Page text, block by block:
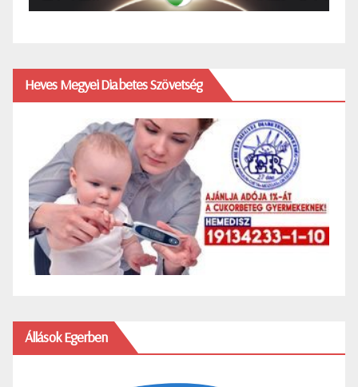
Heves Megyei Diabetes Szövetség
Állások Egerben